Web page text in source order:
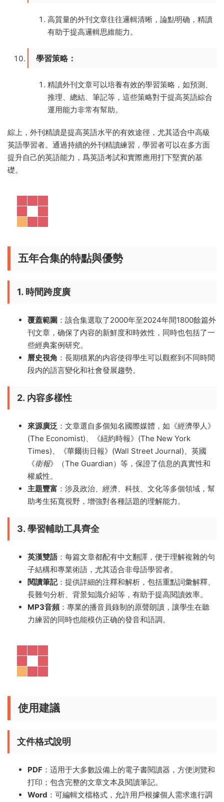
高質量的外刊文章往往邏輯清晰，論點明确，精讀
有助于提高邏輯思維能力。
學習策略：
精讀外刊文章可以培養有效的學習策略，如預測、
推理、總結、筆記等，這些策略對于提高英語綜合
運用能力非常有幫助。
綜上，外刊精讀是提高英語水平的有效途徑，尤其适合中高級
英語學習者。通過持續的外刊精讀練習，學習者可以在多方面
提升自己的英語能力，爲英語考試和實際應用打下堅實的基
礎。
五年合集的特點與優勢
1. 時間跨度廣
覆蓋範圍 ：該合集選取了2000年至2024年間1800餘篇外
刊文章，确保了内容的新鮮度和時效性，同時也包括了一
些經典案例研究。
曆史視角 ：長期積累的内容使得學生可以觀察到不同時間
段内的語言變化和社會發展趨勢。
2. 内容多樣性
來源廣泛 ：文章選自多個知名國際媒體，如《經濟學人》
(The Economist)、《紐約時報》(The New York
Times)、《華爾街日報》(Wall Street Journal)、英國
《衛報》（The Guardian）等，保證了信息的真實性和
權威性。
主題豐富 ：涉及政治、經濟、科技、文化等多個領域，幫
助考生拓寬視野，增強對各種話題的理解能力。
3. 學習輔助工具齊全
英漢雙語：每篇文章都配有中文翻譯，便于理解複雜的句
子結構和專業術語，尤其适合非母語學習者。
閱讀筆記：提供詳細的注釋和解析，包括重點詞彙解釋、
長難句分析、背景知識介紹等，有助于提高閱讀效率。
MP3音頻：專業的播音員錄制的原聲朗讀，讓學生在聽
力練習的同時也能模仿正确的發音和語調。
使用建議
文件格式說明
PDF ：适用于大多數設備上的電子書閱讀器，方便浏覽和
打印；包含完整的文章文本及閱讀筆記。
Word ：可編輯文檔格式，允許用戶根據個人需求進行調